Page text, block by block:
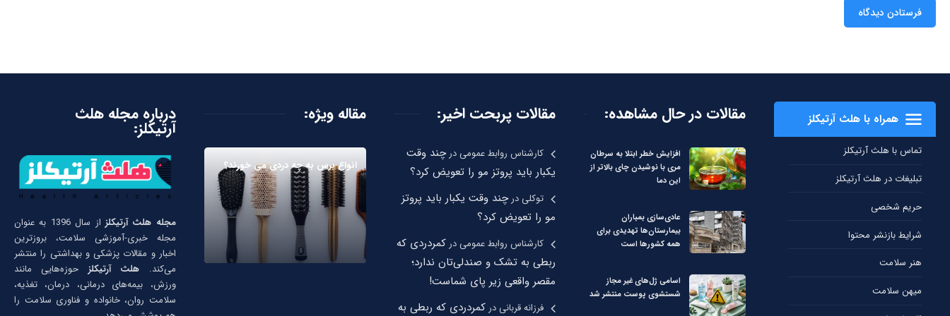
همراه با هلث آرتیکلز
تماس با هلث آرتیکلز
تبلیغات در هلث آرتیکلز
حریم شخصی
شرایط بازنشر محتوا
هنر سلامت
میهن سلامت
مقالات در حال مشاهده:
افزایش خطر ابتلا به سرطان
مری با نوشیدن چای بالاتر از
این دما
عادی‌سازی بمباران
بیمارستان‌ها تهدیدی برای
همه کشورها است
اسامی ژل‌های غیر مجاز
شستشوی پوست منتشر شد
مقالات پربحت اخیر:
کارشناس روابط عمومیدرچند وقت
یکبار باید پروتز مو را تعویض کرد؟
توکلیدرچند وقت یکبار باید پروتز
مو را تعویض کرد؟
کارشناس روابط عمومیدر کمردردی که
ربطی به تشک و صندلی‌تان ندارد؛
مقصر واقعی زیر پای شماست!
فرزانه قربانیدر کمردردی که ربطی به
مقاله ویژه:
انواع برس به چه دردی می خورند؟
درباره مجله هلث
آرتیکلز:
مجله هلث آرتیکلز
از سال 1396 به عنوان
مجله خبری-آموزشی سلامت، بروزترین
اخبار و مقالات پزشکی و بهداشتی را منتشر
می‌کند. هلث آرتیکلز حوزه‌هایی مانند
ورزش، بیمه‌های درمانی، درمان، تغذیه،
سلامت روان، خانواده و فناوری سلامت را